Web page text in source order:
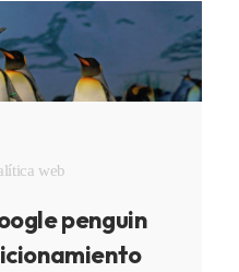
web
penguin